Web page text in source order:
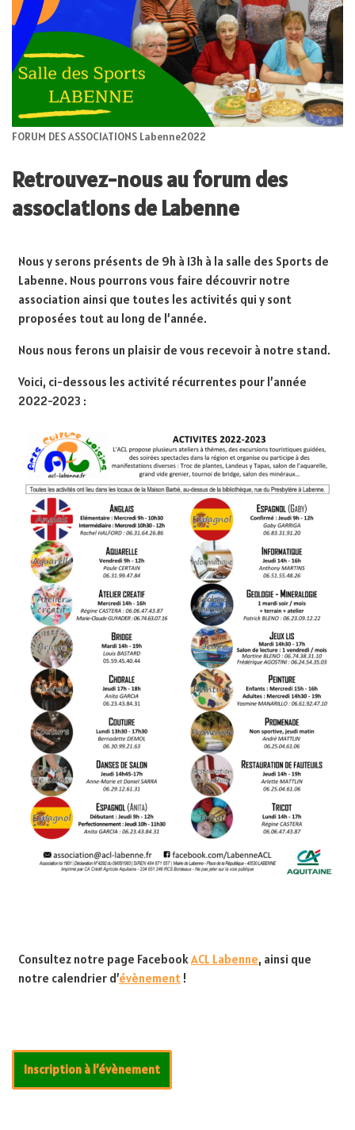
FORUM DES ASSOCIATIONS Labenne2022
Retrouvez-nous au forum des
associations de Labenne
Nous y serons présents de 9h à 13h à la salle des Sports de
Labenne. Nous pourrons vous faire découvrir notre
association ainsi que toutes les activités qui y sont
proposées tout au long de l’année.
Nous nous ferons un plaisir de vous recevoir à notre stand.
Voici, ci-dessous les activité récurrentes pour l’année
2022-2023 :
Consultez notre page Facebook ACL Labenne, ainsi que
notre calendrier d’évènement !
Inscription à l’évènement